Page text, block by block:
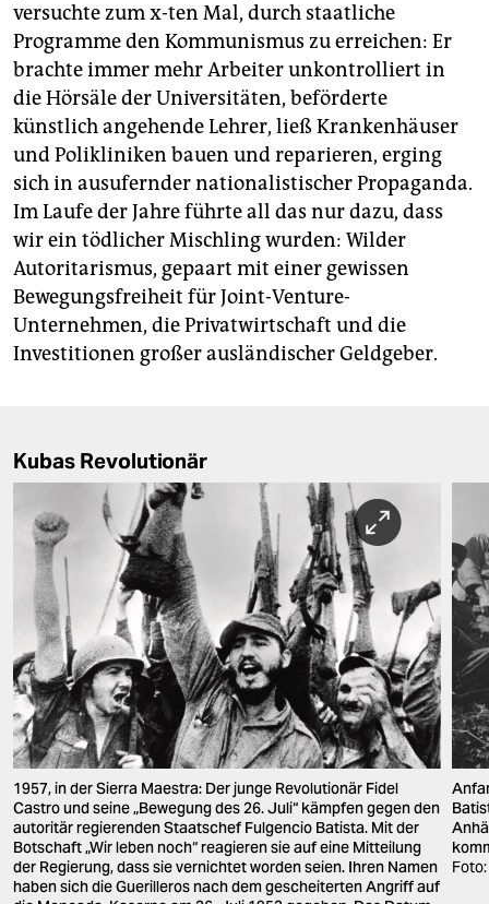
versuchte zum x-ten Mal, durch staatliche
Programme den Kommunismus zu erreichen: Er
brachte immer mehr Arbeiter unkontrolliert in
die Hörsäle der Universitäten, beförderte
künstlich angehende Lehrer, ließ Krankenhäuser
und Polikliniken bauen und reparieren, erging
sich in ausufernder nationalistischer Propaganda.
Im Laufe der Jahre führte all das nur dazu, dass
wir ein tödlicher Mischling wurden: Wilder
Autoritarismus, gepaart mit einer gewissen
Bewegungsfreiheit für Joint-Venture-
Unternehmen, die Privatwirtschaft und die
Investitionen großer ausländischer Geldgeber.
Kubas Revolutionär
1957, in der Sierra Maestra: Der junge Revolutionär Fidel
Castro und seine „Bewegung des 26. Juli“ kämpfen gegen den
autoritär regierenden Staatschef Fulgencio Batista. Mit der
Botschaft „Wir leben noch“ reagieren sie auf eine Mitteilung
der Regierung, dass sie vernichtet worden seien. Ihren Namen
haben sich die Guerilleros nach dem gescheiterten Angriff auf